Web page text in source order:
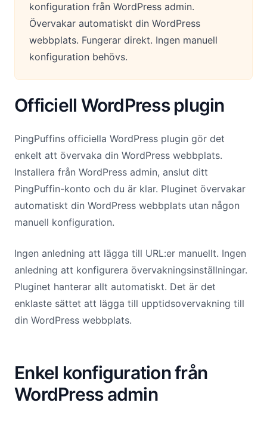
konfiguration från WordPress admin.
Övervakar automatiskt din WordPress
webbplats. Fungerar direkt. Ingen manuell
konfiguration behövs.
Officiell WordPress plugin
PingPuffins officiella WordPress plugin gör det
enkelt att övervaka din WordPress webbplats.
Installera från WordPress admin, anslut ditt
PingPuffin-konto och du är klar. Pluginet övervakar
automatiskt din WordPress webbplats utan någon
manuell konfiguration.
Ingen anledning att lägga till URL:er manuellt. Ingen
anledning att konfigurera övervakningsinställningar.
Pluginet hanterar allt automatiskt. Det är det
enklaste sättet att lägga till upptidsovervakning till
din WordPress webbplats.
Enkel konfiguration från
WordPress admin